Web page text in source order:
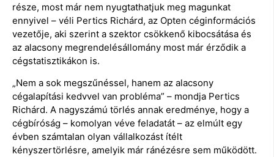
része, most már nem nyugtathatjuk meg magunkat
ennyivel – véli Pertics Richárd, az Opten céginformációs
vezetője, aki szerint a szektor csökkenő kibocsátása és
az alacsony megrendelésállomány most már érződik a
cégstatisztikákon is.
„Nem a sok megszűnéssel, hanem az alacsony
cégalapítási kedvvel van probléma” – mondja Pertics
Richárd. A nagyszámú törlés annak eredménye, hogy a
cégbíróság – komolyan véve feladatát – az elmúlt egy
évben számtalan olyan vállalkozást ítélt
kényszertörlésre, amelyik már ránézésre sem működött.